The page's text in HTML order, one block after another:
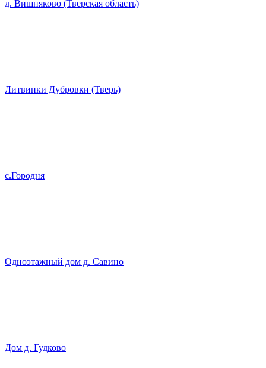
д. Вишняково (Тверская область)
Литвинки Дубровки (Тверь)
с.Городня
Одноэтажный дом д. Савино
Дом д. Гудково